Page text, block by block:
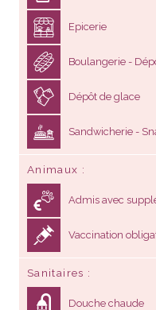
Epicerie
Boulangerie -
Dépôt de glace
Sandwicherie -
Animaux
Admis avec
Vaccination
Sanitaires
Douche chaude